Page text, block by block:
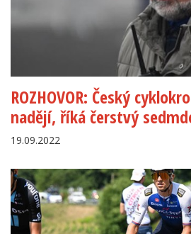
ROZHOVOR: Český
nadějí, říká čerstvý
19.09.2022